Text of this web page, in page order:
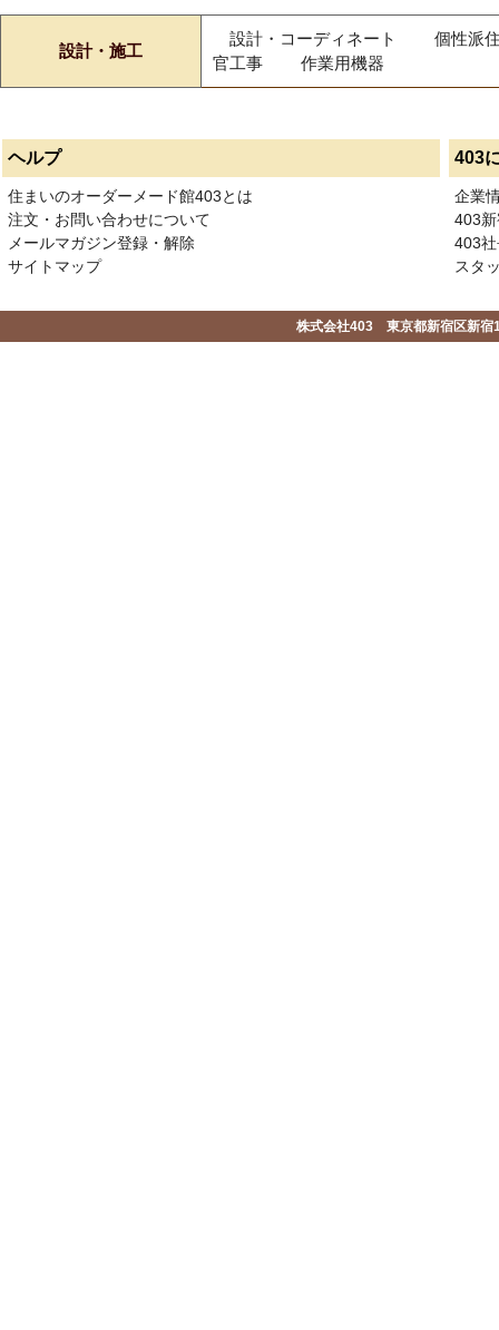
設計・施工
設計・コーディネート
個性派
官工事
作業用機器
ヘルプ 403
住まいのオーダーメード館403とは
注文・お問い合わせについて
メールマガジン登録・解除
サイトマップ
企業
403
403
スタ
株式会社403 東京都新宿区新